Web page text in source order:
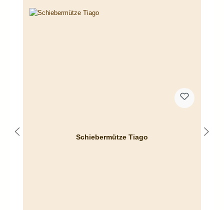
Schiebermütze Tiago